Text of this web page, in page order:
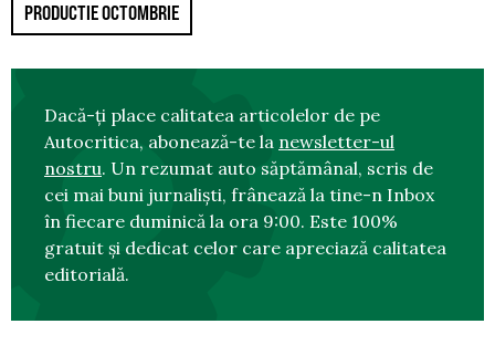
PRODUCTIE OCTOMBRIE
Dacă-ți place calitatea articolelor de pe
Autocritica, abonează-te la newsletter-ul
nostru. Un rezumat auto săptămânal, scris de
cei mai buni jurnaliști, frânează la tine-n Inbox
în fiecare duminică la ora 9:00. Este 100%
gratuit și dedicat celor care apreciază calitatea
editorială.